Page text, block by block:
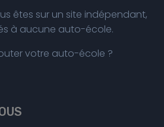
êtes sur un site indépendant,
à aucune auto-école.
votre auto-école ?